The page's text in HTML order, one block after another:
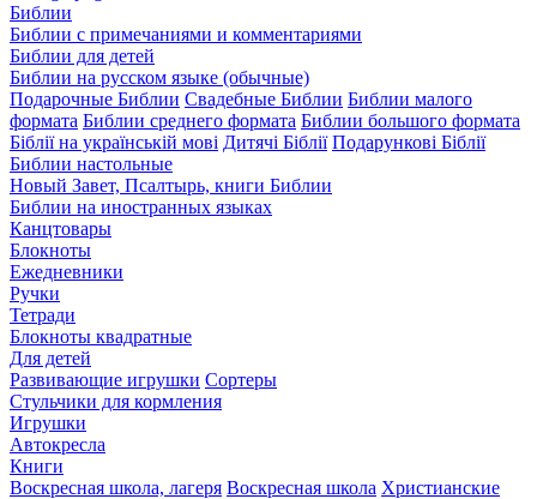
Библии
Библии с примечаниями и комментариями
Библии для детей
Библии на русском языке (обычные)
Подарочные Библии Свадебные Библии Библии малого
формата Библии среднего формата Библии большого формата
Біблії на українській мові Дитячі Біблії Подарункові Біблії
Библии настольные
Новый Завет, Псалтырь, книги Библии
Библии на иностранных языках
Канцтовары
Блокноты
Ежедневники
Ручки
Тетради
Блокноты квадратные
Для детей
Развивающие игрушки Сортеры
Стульчики для кормления
Игрушки
Автокресла
Книги
Воскресная школа, лагеря Воскресная школа Христианские